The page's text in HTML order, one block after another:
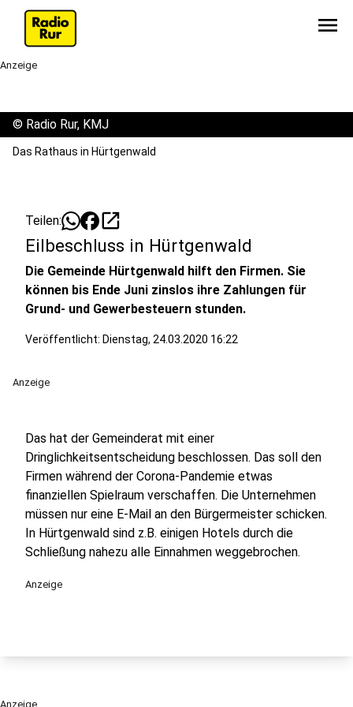
menu
Anzeige
© Radio Rur, KMJ
Das Rathaus in Hürtgenwald
Teilen: open_in_new
Eilbeschluss in Hürtgenwald
Die Gemeinde Hürtgenwald hilft den Firmen. Sie
können bis Ende Juni zinslos ihre Zahlungen für
Grund- und Gewerbesteuern stunden.
Veröffentlicht: Dienstag, 24.03.2020 16:22
Anzeige
Das hat der Gemeinderat mit einer
Dringlichkeitsentscheidung beschlossen. Das soll den
Firmen während der Corona-Pandemie etwas
finanziellen Spielraum verschaffen. Die Unternehmen
müssen nur eine E-Mail an den Bürgermeister schicken.
In Hürtgenwald sind z.B. einigen Hotels durch die
Schließung nahezu alle Einnahmen weggebrochen.
Anzeige
Anzeige